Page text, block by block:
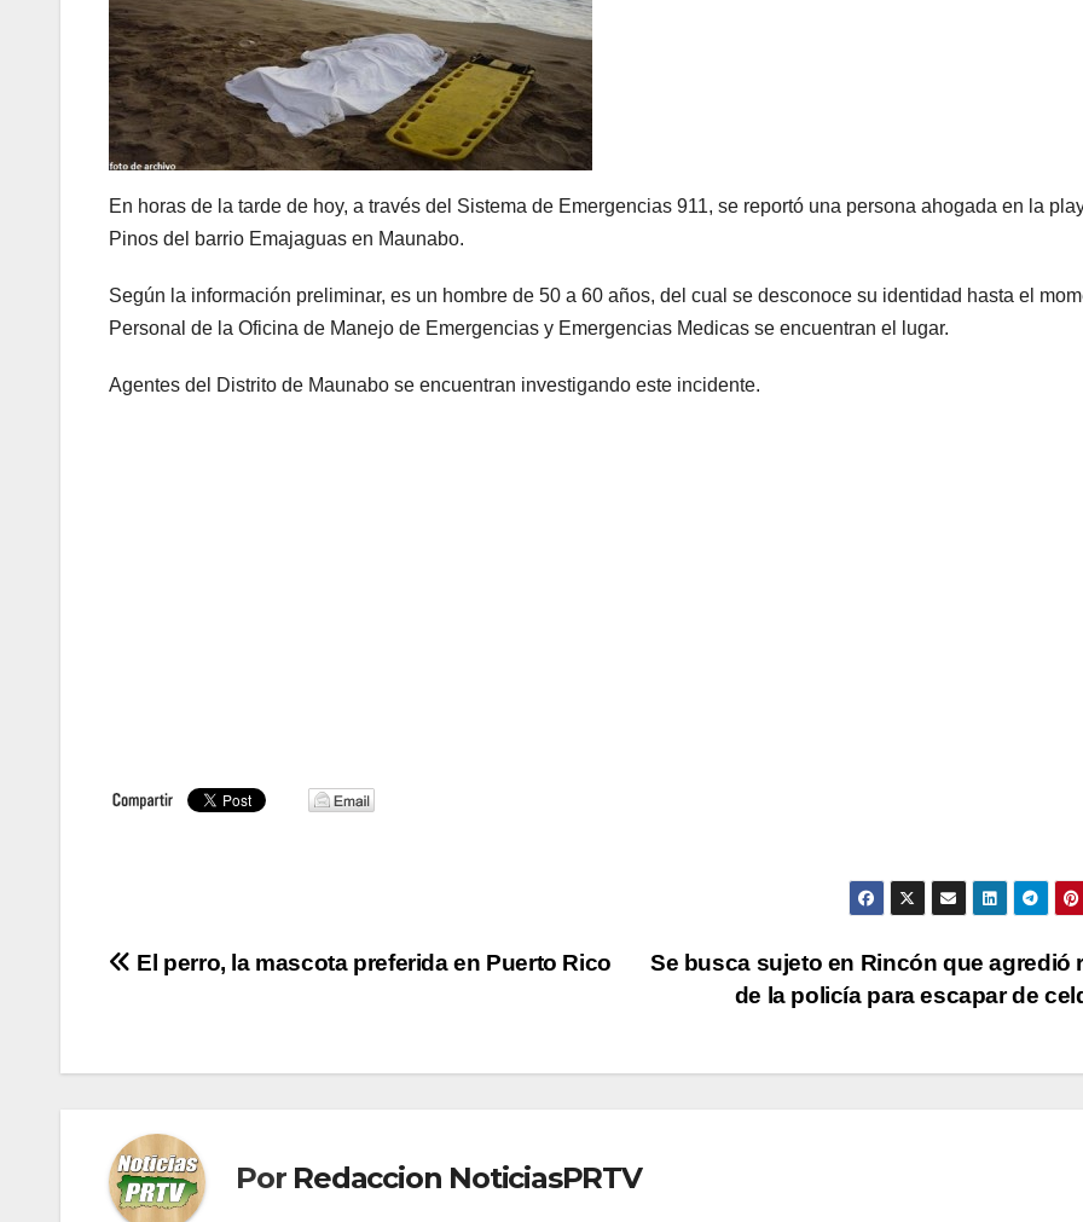
En horas de la tarde de hoy, a través del Sistema de Emergencias 911, se reportó una persona ahogada en la
Pinos del barrio Emajaguas en Maunabo.
Según la información preliminar, es un hombre de 50 a 60 años, del cual se desconoce su identidad hasta el
Personal de la Oficina de Manejo de Emergencias y Emergencias Medicas se encuentran el lugar.
Agentes del Distrito de Maunabo se encuentran investigando este incidente.
Navegación
entradas
Se busca sujeto en Rincón que agredió
de la policía para escapar de
El perro, la mascota preferida en Puerto Rico
Por Redaccion NoticiasPRTV